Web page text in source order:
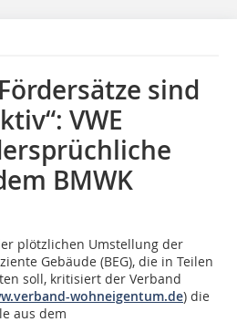
sind
VWE
BMWK
plötzlichen Umstellung der
Gebäude (BEG), die in Teilen
soll, kritisiert der Verband
wohneigentum.de) die
aus dem